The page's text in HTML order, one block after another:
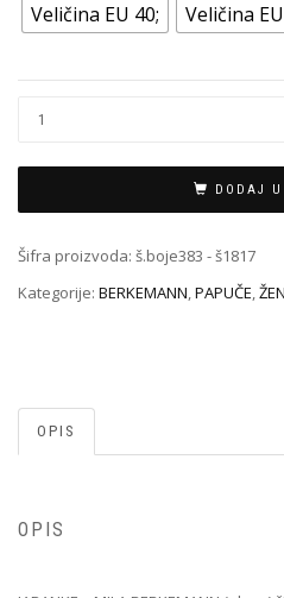
Veličina EU 40;
Veličina
DODAJ U
Šifra proizvoda: š.boje383 - š1817
Kategorije: BERKEMANN,PAPUČE,
OPIS
OPIS